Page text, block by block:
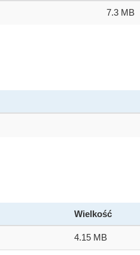
7.3 MB
Wielkość
4.15 MB